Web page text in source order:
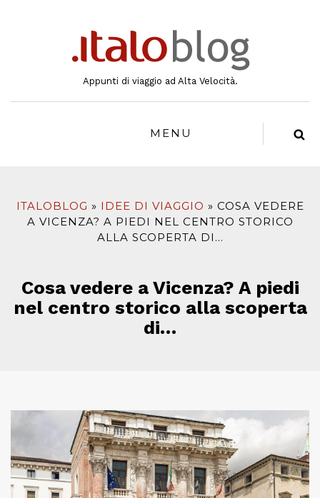
Appunti di viaggio ad Alta Velocità.
MENU
ITALOBLOG IDEE DI VIAGGIO
COSA VEDERE
A VICENZA? A PIEDI NEL CENTRO STORICO
ALLA SCOPERTA DI…
Cosa vedere a Vicenza? A piedi
nel centro storico alla scoperta
di…